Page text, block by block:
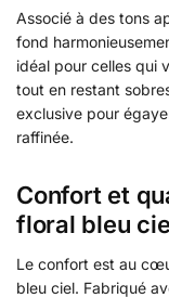
Associé à des tons
fond
idéal pour celles qui
tout en restant
exclusive pour
raffinée.
Confort et
floral bleu
Le confort est au
bleu ciel. Fabriqué